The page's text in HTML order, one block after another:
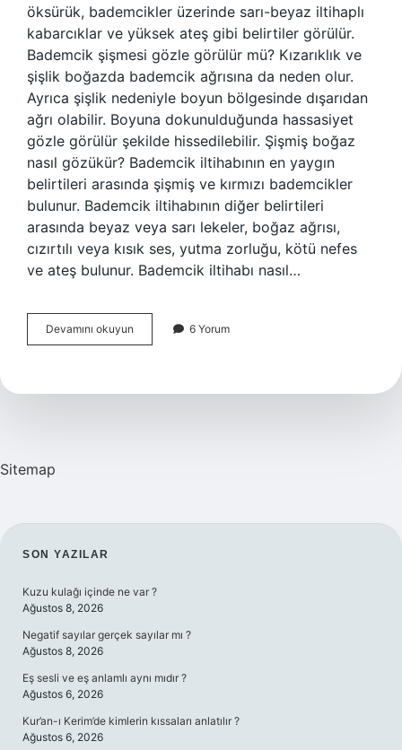
öksürük, bademcikler üzerinde sarı-beyaz iltihaplı
kabarcıklar ve yüksek ateş gibi belirtiler görülür.
Bademcik şişmesi gözle görülür mü? Kızarıklık ve
şişlik boğazda bademcik ağrısına da neden olur.
Ayrıca şişlik nedeniyle boyun bölgesinde dışarıdan
ağrı olabilir. Boyuna dokunulduğunda hassasiyet
gözle görülür şekilde hissedilebilir. Şişmiş boğaz
nasıl gözükür? Bademcik iltihabının en yaygın
belirtileri arasında şişmiş ve kırmızı bademcikler
bulunur. Bademcik iltihabının diğer belirtileri
arasında beyaz veya sarı lekeler, boğaz ağrısı,
cızırtılı veya kısık ses, yutma zorluğu, kötü nefes
ve ateş bulunur. Bademcik iltihabı nasıl…
Devamını okuyun Bademcik
Şişmesi
6 Yorum
Sitemap
SIDEBAR
SON YAZILAR
Kuzu kulağı içinde ne var ?
Ağustos 8, 2026
Negatif sayılar gerçek sayılar mı ?
Ağustos 8, 2026
Eş sesli ve eş anlamlı aynı mıdır ?
Ağustos 6, 2026
Kur’an-ı Kerim’de kimlerin kıssaları anlatılır ?
Ağustos 6, 2026